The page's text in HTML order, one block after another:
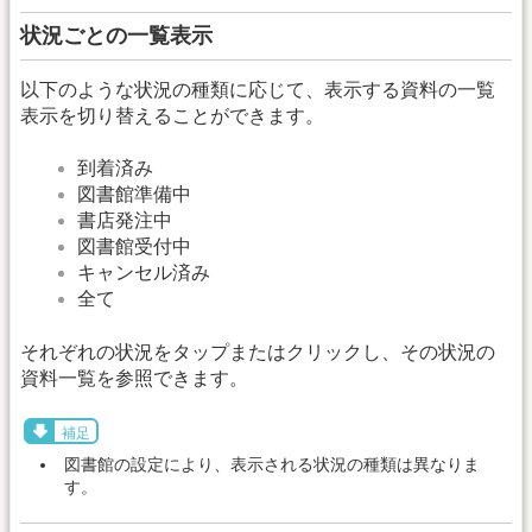
状況ごとの一覧表示
以下のような状況の種類に応じて、表示する資料の一覧
表示を切り替えることができます。
到着済み
図書館準備中
書店発注中
図書館受付中
キャンセル済み
全て
それぞれの状況をタップまたはクリックし、その状況の
資料一覧を参照できます。
補足
図書館の設定により、表示される状況の種類は異なりま
す。